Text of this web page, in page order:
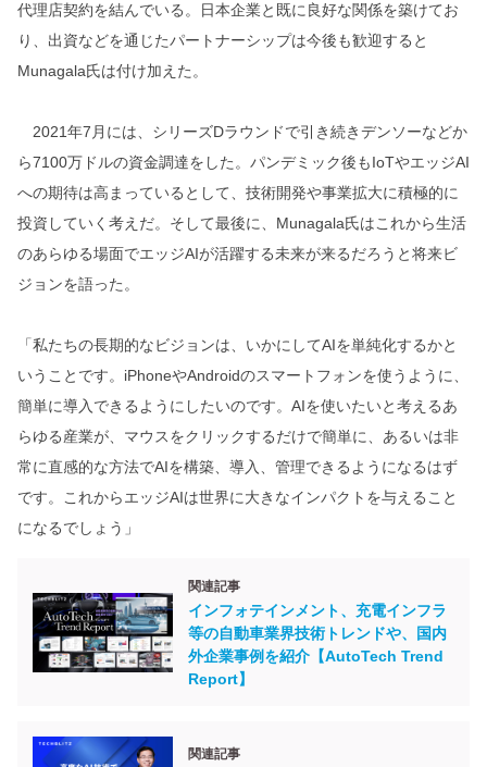
代理店契約を結んでいる。日本企業と既に良好な関係を築けてお
り、出資などを通じたパートナーシップは今後も歓迎すると
Munagala氏は付け加えた。
2021年7月には、シリーズDラウンドで引き続きデンソーなどか
ら7100万ドルの資金調達をした。パンデミック後もIoTやエッジAI
への期待は高まっているとして、技術開発や事業拡大に積極的に
投資していく考えだ。そして最後に、Munagala氏はこれから生活
のあらゆる場面でエッジAIが活躍する未来が来るだろうと将来ビ
ジョンを語った。
「私たちの長期的なビジョンは、いかにしてAIを単純化するかと
いうことです。iPhoneやAndroidのスマートフォンを使うように、
簡単に導入できるようにしたいのです。AIを使いたいと考えるあ
らゆる産業が、マウスをクリックするだけで簡単に、あるいは非
常に直感的な方法でAIを構築、導入、管理できるようになるはず
です。これからエッジAIは世界に大きなインパクトを与えること
になるでしょう」
関連記事
インフォテインメント、充電インフラ
等の自動車業界技術トレンドや、国内
外企業事例を紹介【AutoTech Trend
Report】
関連記事